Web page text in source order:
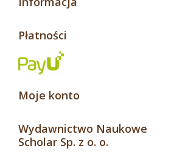
Płatności
Moje konto
Wydawnictwo Naukowe
Scholar Sp. z o. o.